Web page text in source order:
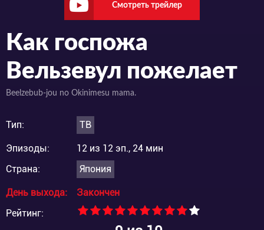
Смотреть трейлер
Как госпожа
Вельзевул пожелает
Beelzebub-jou no Okinimesu mama.
Тип: ТВ
Эпизоды:
12 из 12 эп., 24 мин
Страна:
Япония
День выхода:
Закончен
Рейтинг: